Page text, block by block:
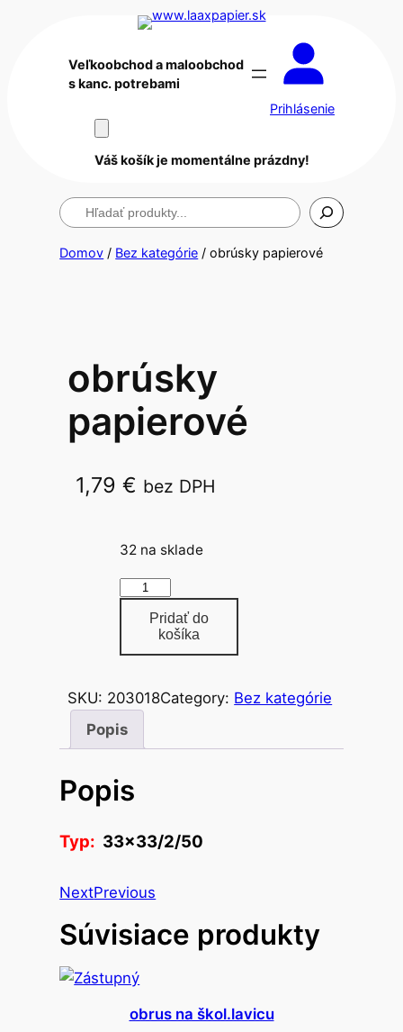
Veľkoobchod a maloobchod
s kanc. potrebami
Prihlásenie
Váš košík je momentálne prázdny!
Hľadanie
Domov / Bez kategórie / obrúsky papierové
obrúsky
papierové
1,79€ bez DPH
32 na sklade
ž
t
v
o
b
ú
k
p
p
Pridať do
košíka
SKU: 203018Category: Bez kategórie
Popis
Popis
Typ: 33×33/2/50
NextPrevious
Súvisiace produkty
obrus na škol.lavicu